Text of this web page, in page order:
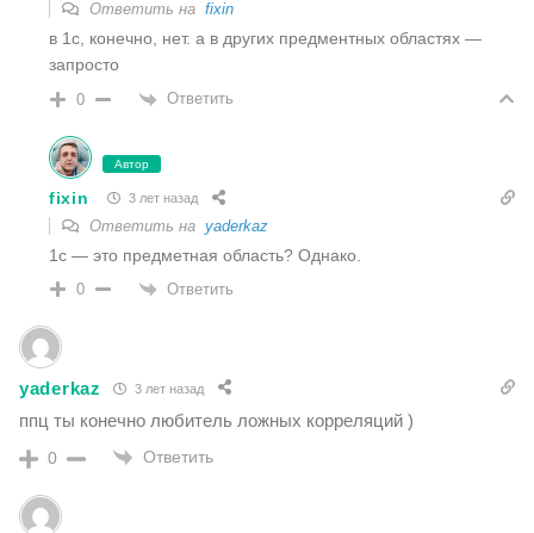
Ответить на fixin
в 1с, конечно, нет. а в других предментных областях —
запросто
0 Ответить
Автор
fixin 3 лет назад
Ответить на yaderkaz
1с — это предметная область? Однако.
0 Ответить
yaderkaz 3 лет назад
ппц ты конечно любитель ложных корреляций )
0 Ответить